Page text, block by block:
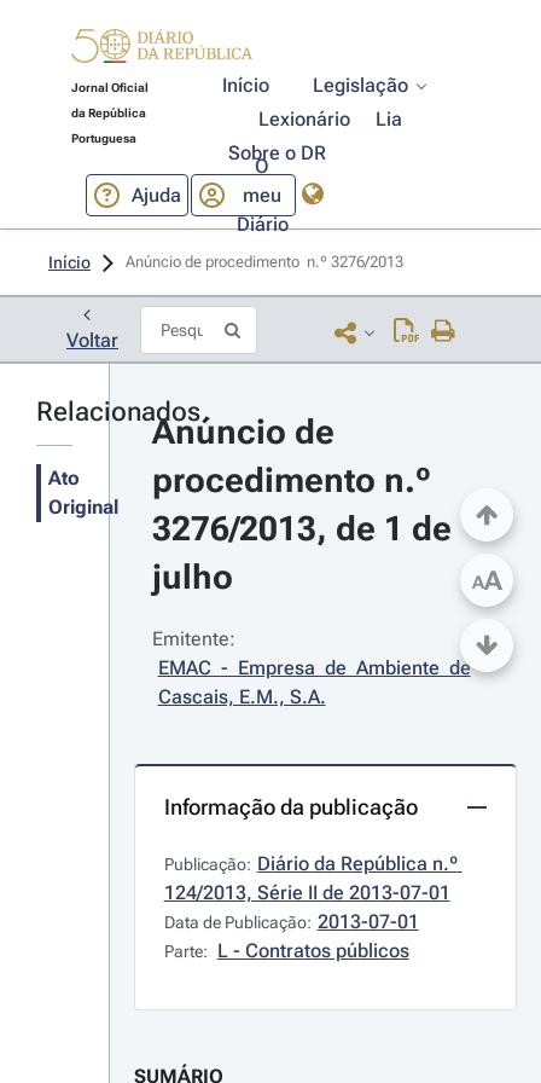
Jornal Oficial
da República
Portuguesa
Início
Legislação
Lexionário
Lia
Sobre o DR
Ajuda
O
meu
Diário
Início Anúncio de procedimento  n.º 3276/2013
Voltar
Relacionados
Ato
Original
Anúncio de
procedimento n.º
3276/2013, de 1 de
julho
Emitente:
EMAC - Empresa de Ambiente de
Cascais, E.M., S.A.
Informação da publicação
Publicação: Diário da República n.º
124/2013, Série II de 2013-07-01
Data de Publicação: 2013-07-01
Parte: L - Contratos públicos
SUMÁRIO
AA